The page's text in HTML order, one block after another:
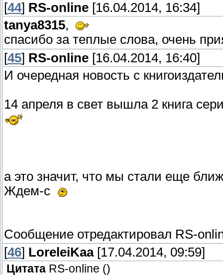
[44] RS-online [16.04.2014, 16:34]
tanya8315,
спасибо за теплые слова, очень
[45] RS-online [16.04.2014, 16:40]
И очередная новость с
14 апреля в свет вышла 2 книга
а это значит, что мы стали еще
Ждем-с
Сообщение отредактировал RS-
[46] LoreleiKaa[17.04.2014, 09:59]
Цитата RS-online ()